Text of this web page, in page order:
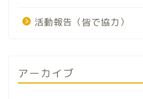
活動報告（皆で協力）
アーカイブ